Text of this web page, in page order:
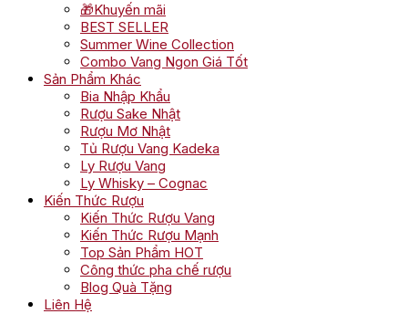
🎁Khuyến mãi
BEST SELLER
Summer Wine Collection
Combo Vang Ngon Giá Tốt
Sản Phẩm Khác
Bia Nhập Khẩu
Rượu Sake Nhật
Rượu Mơ Nhật
Tủ Rượu Vang Kadeka
Ly Rượu Vang
Ly Whisky – Cognac
Kiến Thức Rượu
Kiến Thức Rượu Vang
Kiến Thức Rượu Mạnh
Top Sản Phẩm HOT
Công thức pha chế rượu
Blog Quà Tặng
Liên Hệ